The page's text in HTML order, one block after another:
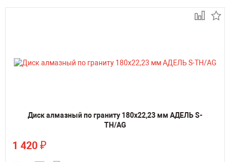
Диск алмазный по граниту 180х22,23 мм АДЕЛЬ S-
TH/AG
1 420 ₽